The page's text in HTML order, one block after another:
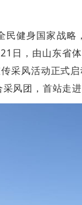
民健身国家战
日，由山东省
采风活动正式
风团，首站走